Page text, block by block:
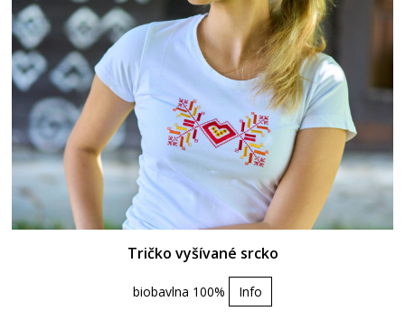
Tričko vyšívané srcko
biobavlna 100% Info